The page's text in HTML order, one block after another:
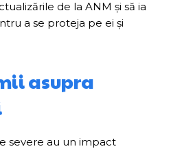
de la ANM și să ia
a se proteja pe ei și
asupra
severe au un impact